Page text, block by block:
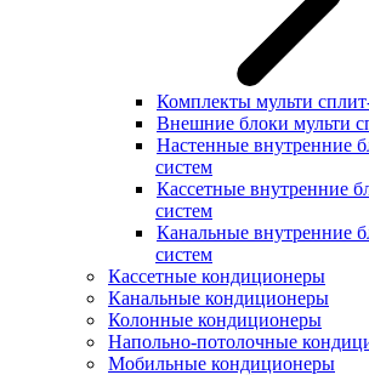
Комплекты мульти
Внешние блоки мульти
Настенные внутренние
систем
Кассетные внутренние
систем
Канальные внутренние
систем
Кассетные кондиционеры
Канальные кондиционеры
Колонные кондиционеры
Напольно-потолочные
Мобильные кондиционеры